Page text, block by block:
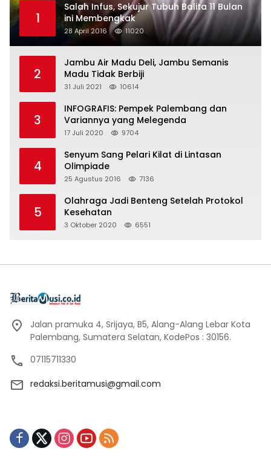
1
Salah Infus, Sekujur Tubuh Balita 11 Bulan
ini Membengkak
28 April 2016 11020
2
Jambu Air Madu Deli, Jambu Semanis
Madu Tidak Berbiji
31 Juli 2021 10614
3
INFOGRAFIS: Pempek Palembang dan
Variannya yang Melegenda
17 Juli 2020 9704
4
Senyum Sang Pelari Kilat di Lintasan
Olimpiade
25 Agustus 2016 7136
5
Olahraga Jadi Benteng Setelah Protokol
Kesehatan
3 Oktober 2020 6551
Jalan pramuka 4, Srijaya, B5, Alang-Alang Lebar Kota
Palembang, Sumatera Selatan, KodePos : 30156.
07115711330
redaksi.beritamusi@gmail.com